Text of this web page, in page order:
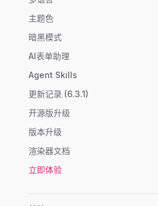
主题色
暗黑模式
AI表单助理
Agent Skills
更新记录 (6.3.1)
开源版升级
版本升级
渲染器文档
立即体验